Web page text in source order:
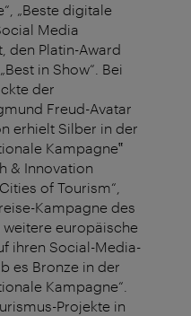
„Beste digitale
Media
den Platin-Award
in Show“. Bei
der
Freud-Avatar
erhielt Silber in der
Kampagne‟
& Innovation
of Tourism“,
Kampagne des
europäische
ihren Social-Media-
es Bronze in der
Kampagne“.
Projekte in